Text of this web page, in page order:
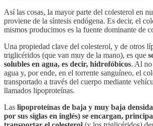
Así las cosas, la mayor parte del colesterol en
proviene de la síntesis endógena. Es decir, el
mismos producimos es la fuente dominante de
Una propiedad clave del colesterol, y de otros
triglicéridos (que van muy de la mano), es que
solubles en agua, es decir, hidrofóbicos. Al no
agua y, por ende, en el torrente sanguíneo, el
transportado a través del cuerpo mediante
llamados lipoproteínas.
Las lipoproteínas de baja y muy baja
por sus siglas en inglés) se encargan,